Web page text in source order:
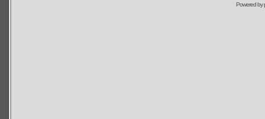
Powered by